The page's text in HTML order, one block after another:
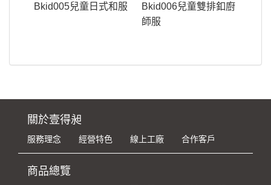
Bkid005兒童日式和服
Bkid006兒童雙排釦廚
師服
關於壹得昶
服務理念 經營特色 線上工廠 合作客戶
商品總覽